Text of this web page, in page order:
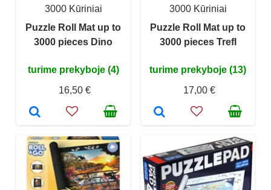
3000 Kūriniai
Puzzle Roll Mat up to
3000 pieces Dino
turime prekyboje (4)
16,50 €
3000 Kūriniai
Puzzle Roll Mat up to
3000 pieces Trefl
turime prekyboje (13)
17,00 €